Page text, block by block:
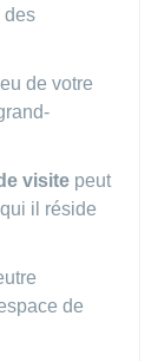
des
de votre
visite peut
il réside
de